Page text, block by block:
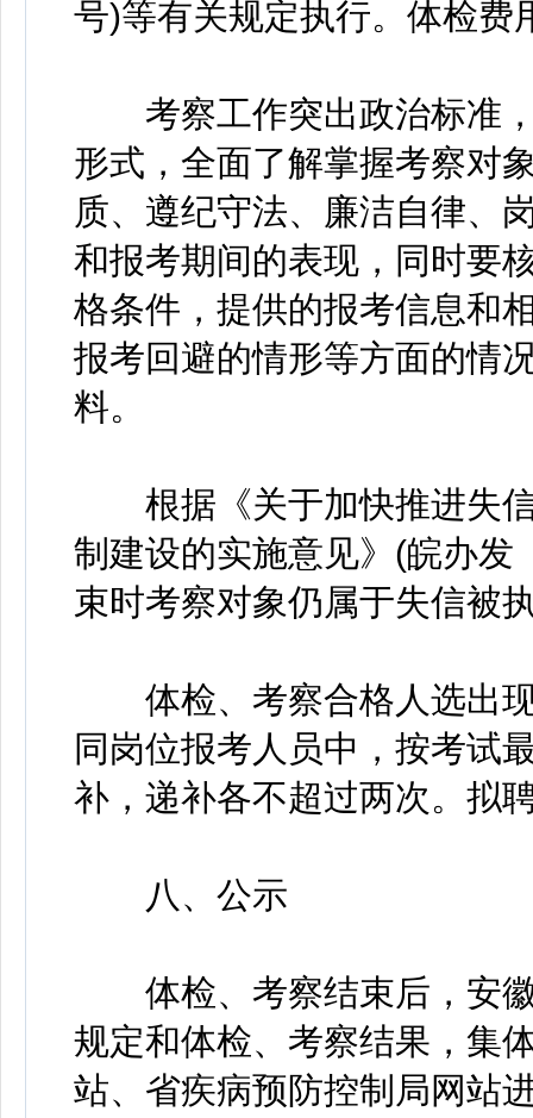
号)等有关规定执行。体检费
考察工作突出政治标准，
形式，全面了解掌握考察对
质、遵纪守法、廉洁自律、
和报考期间的表现，同时要
格条件，提供的报考信息和
报考回避的情形等方面的情
料。
根据《关于加快推进失信
制建设的实施意见》(皖办发
束时考察对象仍属于失信被
体检、考察合格人选出现
同岗位报考人员中，按考试
补，递补各不超过两次。拟
八、公示
体检、考察结束后，安徽
规定和体检、考察结果，集
站、省疾病预防控制局网站